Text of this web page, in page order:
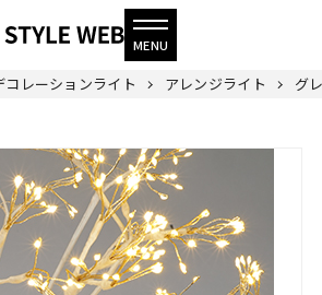
コレーションライト アレンジライト グ